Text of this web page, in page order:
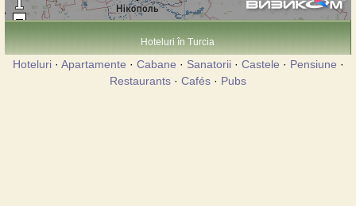
Hoteluri în Turcia
Hoteluri· Apartamente · Cabane · Sanatorii· Castele · Pensiune ·
Restaurants · Cafés · Pubs